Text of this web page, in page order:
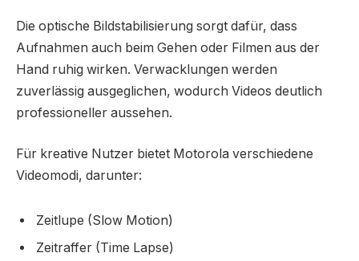
Die optische Bildstabilisierung sorgt dafür, dass
Aufnahmen auch beim Gehen oder Filmen aus der
Hand ruhig wirken. Verwacklungen werden
zuverlässig ausgeglichen, wodurch Videos deutlich
professioneller aussehen.
Für kreative Nutzer bietet Motorola verschiedene
Videomodi, darunter:
Zeitlupe (Slow Motion)
Zeitraffer (Time Lapse)